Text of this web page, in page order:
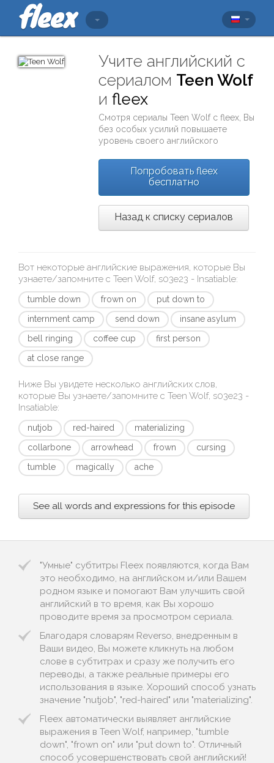
Учите английский с
сериалом Teen Wolf
иfleex
Смотря сериалыTeen Wolfсfleex , Вы
без особых усилий повышаете
уровень своего английского
Попробовать fleex
бесплатно
Назад к списку сериалов
Вот некоторые английские выражения, которые Вы
узнаете/запомните с Teen Wolf, s03e23 - Insatiable:
tumble down frown on
put down to
internment camp
send down
insane asylum
bell ringing
coffee cup
first person
at close range
Ниже Вы увидете несколько английских слов,
которые Вы узнаете/запомните с Teen Wolf, s03e23 -
Insatiable:
nutjob red-haired
materializing
collarbone
arrowhead frown
cursing
tumble
magically ache
See all words and expressions for this episode
"Умные" субтитры Fleex появляются, когда Вам
это необходимо, на английском и/или Вашем
родном языке и помогают Вам улучшить свой
английский в то время, как Вы хорошо
проводите время за просмотром сериала.
Благодаря словарям Reverso, внедренным в
Ваши видео, Вы можете кликнуть на любом
слове в субтитрах и сразу же получить его
переводы, а также реальные примеры его
использования в языке. Хороший способ узнать
значение "nutjob", "red-haired" или "materializing".
Fleex автоматически выявляет английские
выражения в Teen Wolf, например, "tumble
down", "frown on" или "put down to". Отличный
способ усовершенствовать свой английский!